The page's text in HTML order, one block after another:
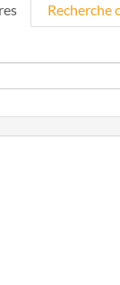
Recherche